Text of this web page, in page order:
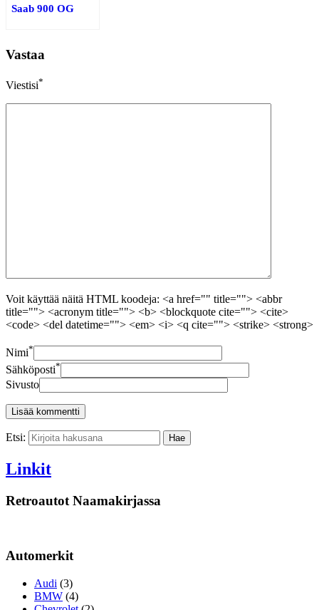
Saab 900 OG
Vastaa
Viestisi*
Voit käyttää näitä HTML koodeja: <a href="" title=""> <abbr
title=""> <acronym title=""> <b> <blockquote cite=""> <cite>
<code> <del datetime=""> <em> <i> <q cite=""> <strike> <strong>
Nimi*
Sähköposti*
Sivusto
Etsi:
Linkit
Retroautot Naamakirjassa
Automerkit
Audi (3)
BMW (4)